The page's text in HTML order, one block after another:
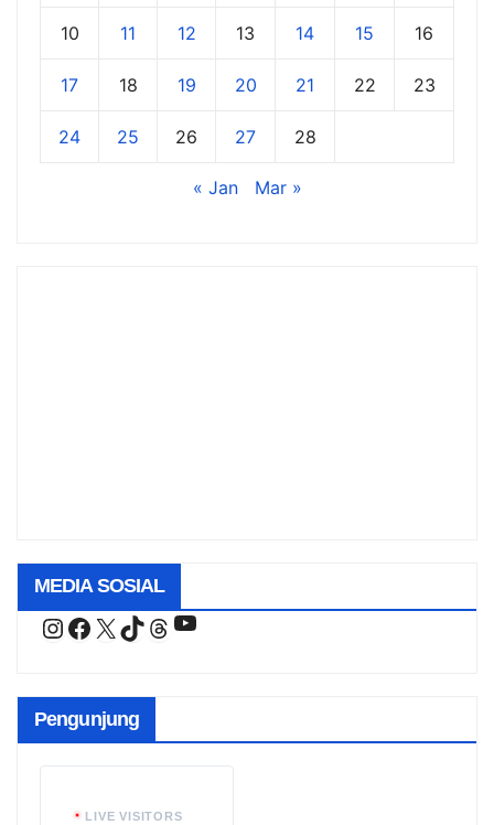
10 11 12 13 14 15 16
17 18 19 20 21 22 23
24 25 26 27 28
« Jan Mar »
MEDIA SOSIAL
Instagram
Facebook
X TikTok
Threads
YouTube
Pengunjung
LIVE VISITORS